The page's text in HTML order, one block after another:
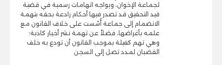
لجماعة الإخوان، ويواجه اتهامات رسمية في قضية
قيد التحقيق قد تصدر فيها أحكام رادعة بحقه بتهمة
الانضمام إلى جماعة أُسّست على خلاف القانون مع
علمه بأغراضها، فضلاً عن تهمة نشر أخبار كاذبة؛
وهي تهم كفيلة بموجب القانون أن تودع به خلف
القضبان لمدد تصل إلى السجن